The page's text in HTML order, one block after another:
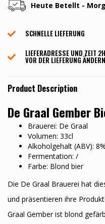
Heute Betellt -
SCHNELLE LIEFERUNG
LIEFERADRESSE UND ZEIT 2H
VOR DER LIEFERUNG ÄNDERN
Product Description
De Graal Gember
Brauerei: De Graal
Volumen: 33cl
Alkoholgehalt (ABV): 8%
Fermentation: /
Farbe: Blond bier
Die De Graal Brauerei hat
und präsentieren ihre
Graal Gember ist blond